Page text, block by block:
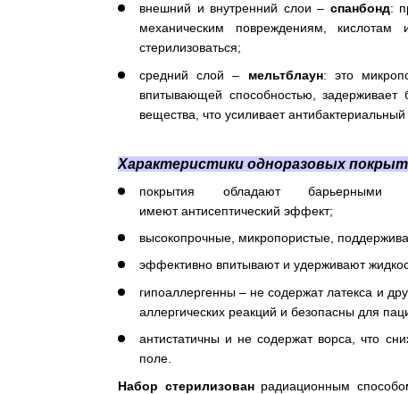
внешний и внутренний слои – спанбонд:
механическим повреждениям,
стерилизоваться;
средний слой – мельтблаун: это
впитывающей способностью, задерживает
вещества, что усиливает
Характеристики одноразовых
покрытия обладают барьерными
имеют антисептический эффект;
высокопрочные, микропористые,
эффективно впитывают и удерживают
гипоаллергенны – не содержат латекса и
аллергических реакций и безопасны для
антистатичны и не содержат ворса, что
поле.
Набор стерилизованрадиационным